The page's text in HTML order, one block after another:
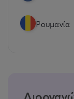
Ρουμανία